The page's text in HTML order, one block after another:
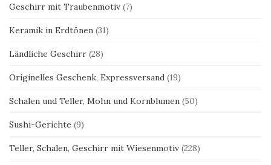
Geschirr mit Traubenmotiv (7)
Keramik in Erdtönen (31)
Ländliche Geschirr (28)
Originelles Geschenk, Expressversand (19)
Schalen und Teller, Mohn und Kornblumen (50)
Sushi-Gerichte (9)
Teller, Schalen, Geschirr mit Wiesenmotiv (228)